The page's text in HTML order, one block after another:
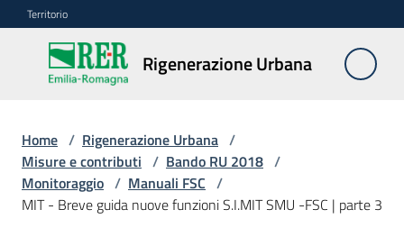
Vai al contenuto
Vai alla navigazione
Vai al footer
Territorio
Rigenerazione Urbana
Rigenerazione
Urbana
Misure
e
contributi
Home / Rigenerazione Urbana /
Misure e contributi / Bando RU 2018 /
Monitoraggio / Manuali FSC /
MIT - Breve guida nuove funzioni S.I.MIT SMU -FSC | parte 3